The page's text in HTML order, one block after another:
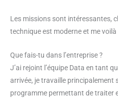
Les missions sont intéressantes,
technique est moderne et me
Que fais-tu dans l’entreprise ?
J’ai rejoint l’équipe Data en tant
arrivée, je travaille principalement
programme permettant de traiter